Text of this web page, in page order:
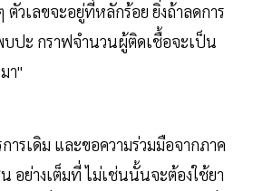
ตัวเลขจะอยู่ที่หลักร้อย ยิ่งถ้าลดการ
บปะ กราฟจำนวนผู้ติดเชื้อจะเป็น
า"
ารเดิม และขอความร่วมมือจากภาค
อย่างเต็มที่ ไม่เช่นนั้นจะต้องใช้ยา